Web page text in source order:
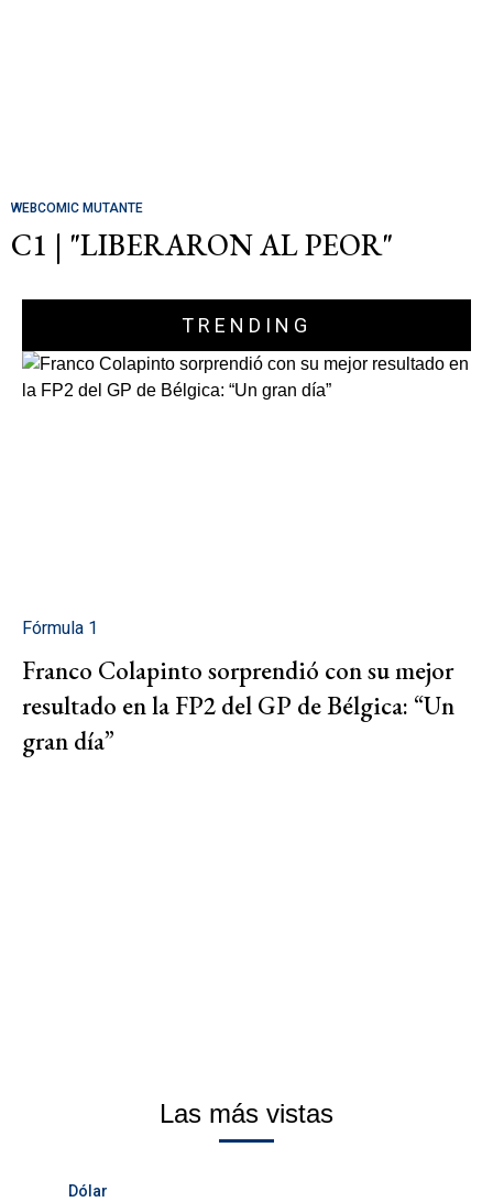
WEBCOMIC MUTANTE
C1 | "LIBERARON AL PEOR"
TRENDING
Fórmula 1
Franco Colapinto sorprendió con su mejor
resultado en la FP2 del GP de Bélgica: “Un
gran día”
Las más vistas
Dólar